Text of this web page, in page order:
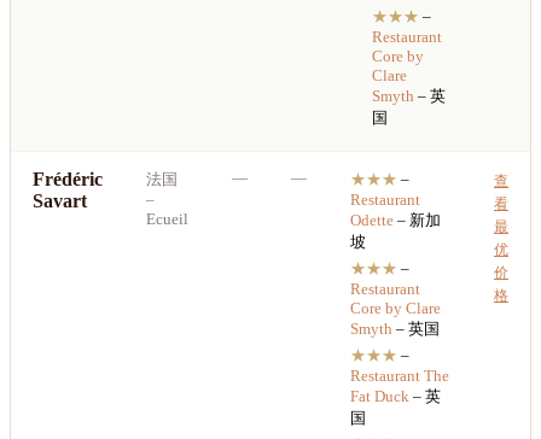
★★★ –
Restaurant
Core by
Clare
Smyth – 英
国
Frédéric
Savart
法国
–
Ecueil
— — ★★★ –
Restaurant
Odette – 新加
坡
★★★ –
Restaurant
Core by Clare
Smyth – 英国
★★★ –
Restaurant The
Fat Duck – 英
国
查
看
最
优
价
格